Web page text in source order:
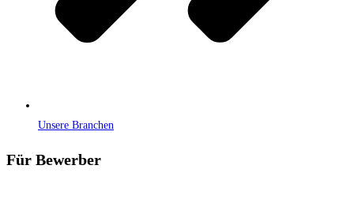
Unsere Branchen
Für Bewerber